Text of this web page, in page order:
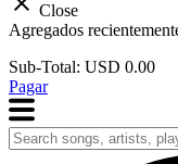
Close
Agregados
Sub-Total: USD 0.00
Pagar